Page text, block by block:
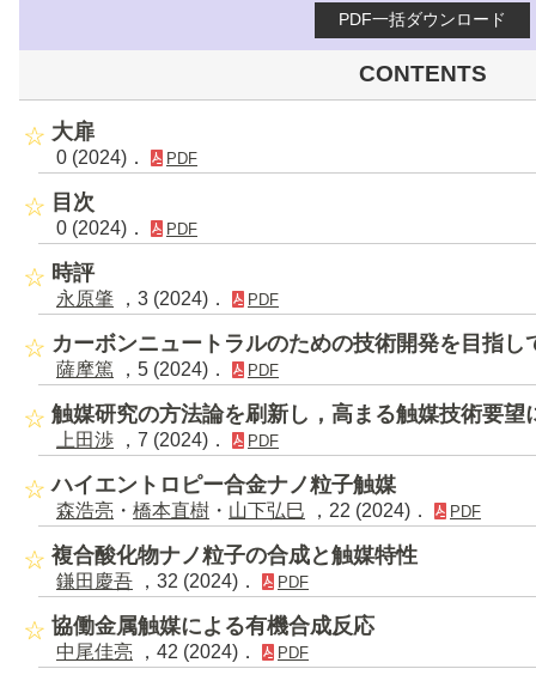
PDF一括ダウンロード
CONTENTS
大扉
0 (2024)． PDF
目次
0 (2024)． PDF
時評
永原肇 ，3 (2024)． PDF
カーボンニュートラルのための技術開発を目指し
薩摩篤 ，5 (2024)． PDF
触媒研究の方法論を刷新し，高まる触媒技術要望
上田渉 ，7 (2024)． PDF
ハイエントロピー合金ナノ粒子触媒
森浩亮 ・ 橋本直樹 ・ 山下弘巳 ，22 (2024)． PDF
複合酸化物ナノ粒子の合成と触媒特性
鎌田慶吾 ，32 (2024)． PDF
協働金属触媒による有機合成反応
中尾佳亮 ，42 (2024)． PDF